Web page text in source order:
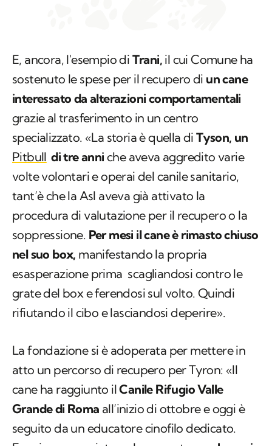
E, ancora, l'esempio di Trani, il cui Comune ha
sostenuto le spese per il recupero di un cane
interessato da alterazioni comportamentali
grazie al trasferimento in un centro
specializzato. «La storia è quella di Tyson, un
Pitbull di tre anni che aveva aggredito varie
volte volontari e operai del canile sanitario,
tant’è che la Asl aveva già attivato la
procedura di valutazione per il recupero o la
soppressione. Per mesi il cane è rimasto chiuso
nel suo box, manifestando la propria
esasperazione prima scagliandosi contro le
grate del box e ferendosi sul volto. Quindi
rifiutando il cibo e lasciandosi deperire».
La fondazione si è adoperata per mettere in
atto un percorso di recupero per Tyron: «Il
cane ha raggiunto ilCanile Rifugio Valle
Grande di Roma all’inizio di ottobre e oggi è
seguito da un educatore cinofilo dedicato.